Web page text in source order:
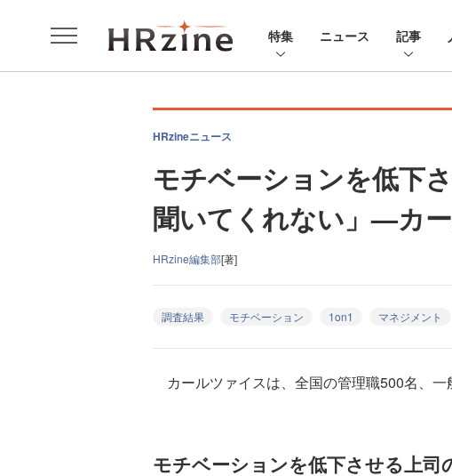
特集 ニュース 記事
HRzineニュース
モチベーションを低下
聞いてくれない」—カ
HRzine編集部[著]
調査結果 モチベーション 1on1 マネジメント
カールツァイスは、全国の管理職500名、一
モチベーションを低下させる上司